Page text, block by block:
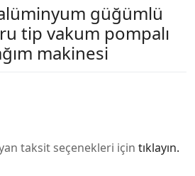
güğümlü
tip vakum pompalı
makinesi
taksit seçenekleri için tıklayın.